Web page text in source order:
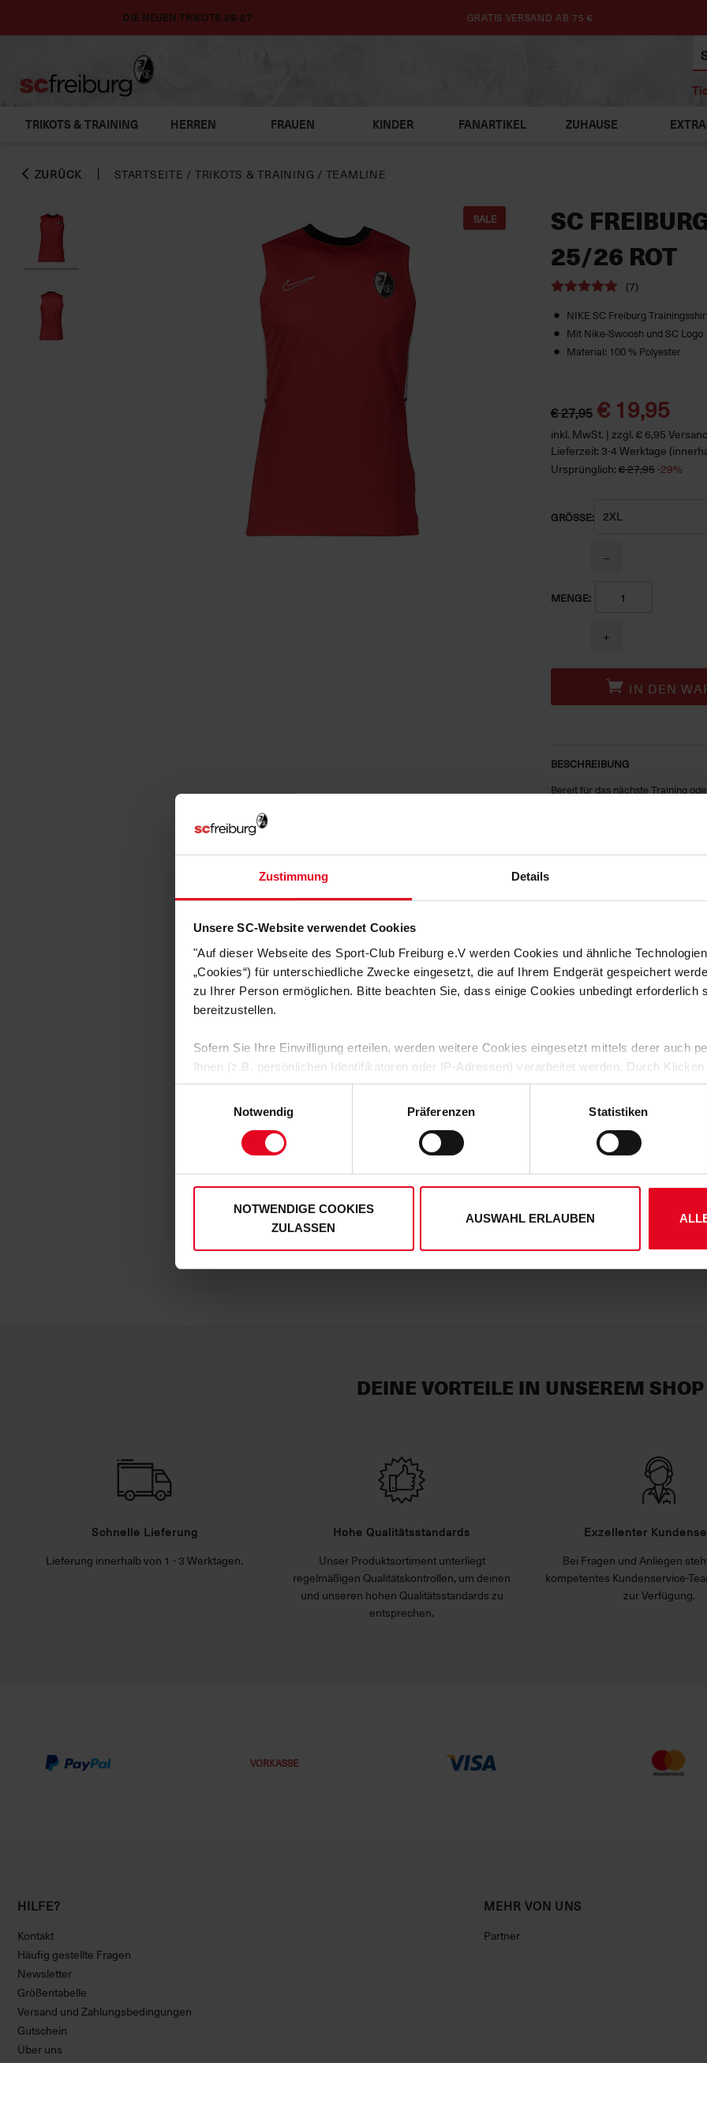
Zustimmung Details
Unsere SC-Website verwendet Cookies
"Auf dieser Webseite des Sport-Club Freiburg e.V werden Cookies und ähnliche
„Cookies“) für unterschiedliche Zwecke eingesetzt, die auf Ihrem Endgerät gespeichert
zu Ihrer Person ermöglichen. Bitte beachten Sie, dass einige Cookies unbedingt erforderlich
bereitzustellen.
Sofern Sie Ihre Einwilligung erteilen, werden weitere Cookies eingesetzt mittels derer auch
Ihnen (z.B. persönlichen Identifikatoren oder IP-Adressen) verarbeitet werden. Durch Klicken
zulassen“-Button stimmen Sie der Speicherung aller aufgeführten Cookies und der
personenbezogenen Daten für die unten jeweils angegebene Zwecke gem. § 25 Abs. 1
Soweit Sie „Notwendige Cookies“ auswählen, werden nur unbedingt erforderliche Cookies
Notwendig
Präferenzen Statistiken
NOTWENDIGE COOKIES
ZULASSEN
AUSWAHL ERLAUBEN
DIE NEUEN TRIKOTS 26-27 GRATIS VERSAND AB 75 €
TRIKOTS & TRAINING HERREN FRAUEN KINDER FANARTIKEL ZUHAUSE
ZURÜCK STARTSEITE / TRIKOTS & TRAINING / TEAMLINE
SALE
SC
25/26 ROT
(7)
NIKE SC Freiburg
Mit Nike-Swoosh und SC Logo
Material: 100 % Polyester
€ 27,95 € 19,95
inkl. MwSt. | zzgl. € 6,95
Lieferzeit: 3-4 Werktage
Ursprünglich:€ 27,95-29%
GRÖSSE:
MENGE:
−
+
IN DEN
BESCHREIBUNG
Bereit für das nächste Training
aus der Saison 25/26
Blick erkennen lässt. Das Shirt
Produktdetails:
SC Freiburg Logo auf der
Leichtes, schnelltrocknendes
Material: 100 % Polyester
Zeig Flagge für den Sport-Club –
Logistiknummer: EM001622-
DEINE VORTEILE IN UNSEREM SHOP
Schnelle Lieferung
Lieferung innerhalb von 1 - 3 Werktagen.
Hohe Qualitätsstandards
Unser Produktsortiment unterliegt
regelmäßigen Qualitätskontrollen, um deinen
und unseren hohen Qualitätsstandards zu
entsprechen.
Exzellenter
Bei Fragen und Anliegen
kompetentes Kundenservice-
zur Verfügung.
VORKASSE
HILFE?
Kontakt
Häufig gestellte Fragen
Newsletter
Größentabelle
Versand und Zahlungsbedingungen
Gutschein
Über uns
Erklärung zur Barrierefreiheit
MEHR VON UNS
Partner